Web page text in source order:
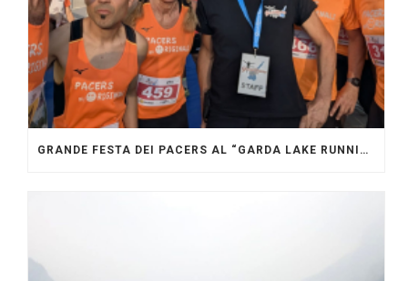
GRANDE FESTA DEI PACERS AL “GARDA LAKE RUNNING FESTIVAL”